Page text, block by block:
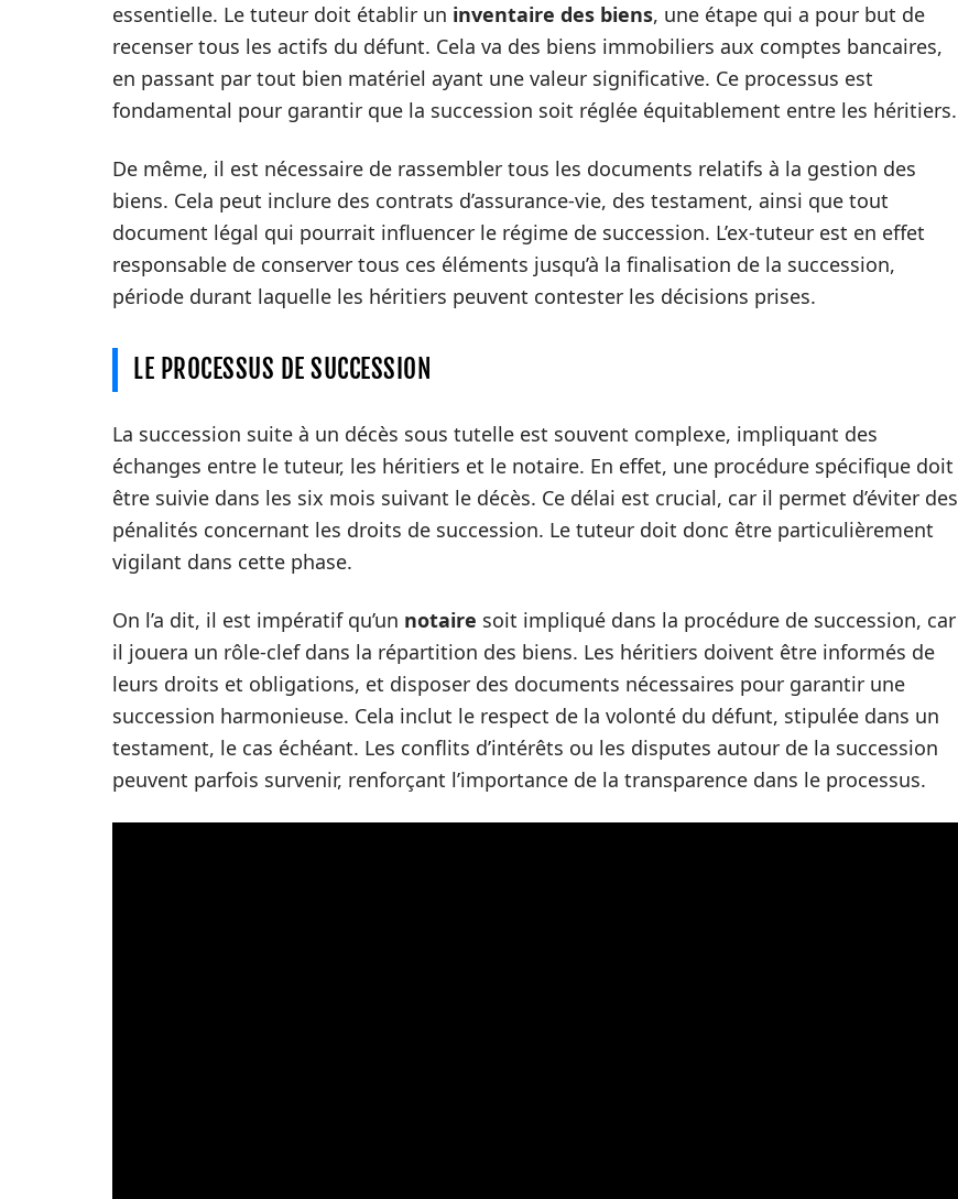
essentielle. Le tuteur doit établir un inventaire des biens, une étape qui a pour but de
recenser tous les actifs du défunt. Cela va des biens immobiliers aux comptes bancaires,
en passant par tout bien matériel ayant une valeur significative. Ce processus est
fondamental pour garantir que la succession soit réglée équitablement entre les héritiers.
De même, il est nécessaire de rassembler tous les documents relatifs à la gestion des
biens. Cela peut inclure des contrats d’assurance-vie, des testament, ainsi que tout
document légal qui pourrait influencer le régime de succession. L’ex-tuteur est en effet
responsable de conserver tous ces éléments jusqu’à la finalisation de la succession,
période durant laquelle les héritiers peuvent contester les décisions prises.
LE PROCESSUS DE SUCCESSION
La succession suite à un décès sous tutelle est souvent complexe, impliquant des
échanges entre le tuteur, les héritiers et le notaire. En effet, une procédure spécifique doit
être suivie dans les six mois suivant le décès. Ce délai est crucial, car il permet d’éviter des
pénalités concernant les droits de succession. Le tuteur doit donc être particulièrement
vigilant dans cette phase.
On l’a dit, il est impératif qu’un notaire soit impliqué dans la procédure de succession, car
il jouera un rôle-clef dans la répartition des biens. Les héritiers doivent être informés de
leurs droits et obligations, et disposer des documents nécessaires pour garantir une
succession harmonieuse. Cela inclut le respect de la volonté du défunt, stipulée dans un
testament, le cas échéant. Les conflits d’intérêts ou les disputes autour de la succession
peuvent parfois survenir, renforçant l’importance de la transparence dans le processus.